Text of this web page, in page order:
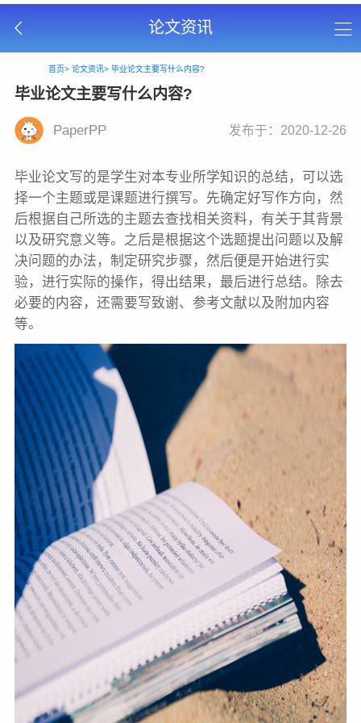
论文资讯
首页> 论文资讯> 毕业论文主要写什么内容?
毕业论文主要写什么内容?
PaperPP 发布于：2020-12-26
毕业论文写的是学生对本专业所学知识的总结，可以选
择一个主题或是课题进行撰写。先确定好写作方向，然
后根据自己所选的主题去查找相关资料，有关于其背景
以及研究意义等。之后是根据这个选题提出问题以及解
决问题的办法，制定研究步骤，然后便是开始进行实
验，进行实际的操作，得出结果，最后进行总结。除去
必要的内容，还需要写致谢、参考文献以及附加内容
等。